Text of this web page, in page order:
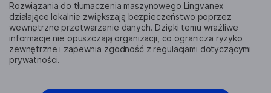
Rozwiązania do tłumaczenia maszynowego Lingvanex
działające lokalnie zwiększają bezpieczeństwo poprzez
wewnętrzne przetwarzanie danych. Dzięki temu wrażliwe
informacje nie opuszczają organizacji, co ogranicza ryzyko
zewnętrzne i zapewnia zgodność z regulacjami dotyczącymi
prywatności.